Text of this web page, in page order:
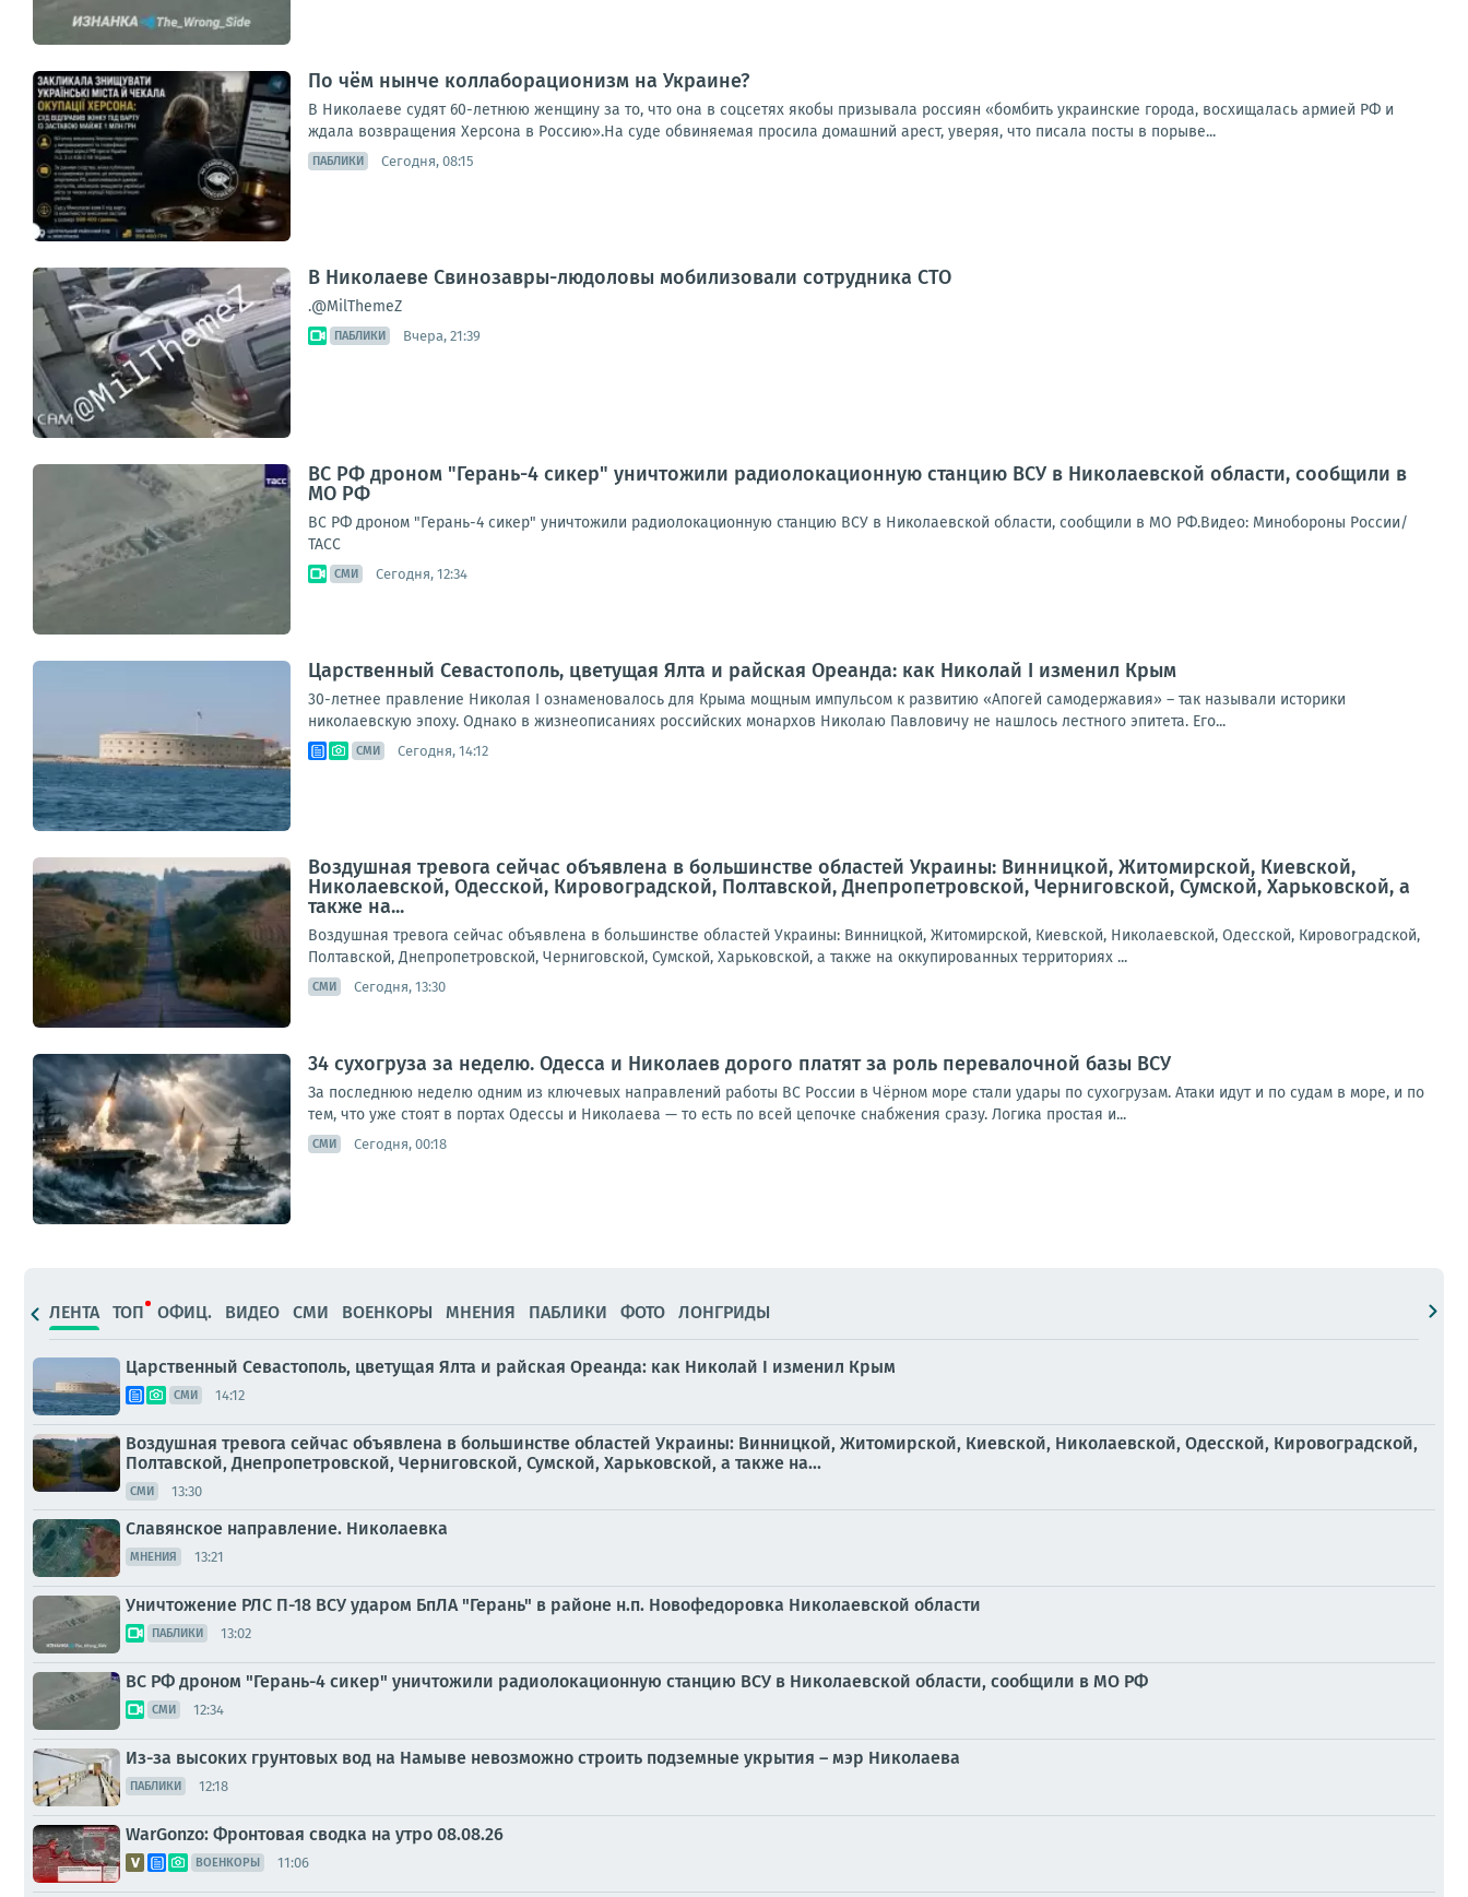
По чём нынче коллаборационизм на Украине?
В Николаеве судят 60-летнюю женщину за то, что она в соцсетях якобы призывала россиян «бомбить украинские города, восхищалась армией РФ и
ждала возвращения Херсона в Россию».На суде обвиняемая просила домашний арест, уверяя, что писала посты в порыве...
ПАБЛИКИ Сегодня, 08:15
В Николаеве Свинозавры-людоловы мобилизовали сотрудника СТО
.@MilThemeZ
ПАБЛИКИ Вчера, 21:39
ВС РФ дроном "Герань-4 сикер" уничтожили радиолокационную станцию ВСУ в Николаевской области, сообщили в
МО РФ
ВС РФ дроном "Герань-4 сикер" уничтожили радиолокационную станцию ВСУ в Николаевской области, сообщили в МО РФ.Видео: Минобороны России/
ТАСС
СМИ Сегодня, 12:34
Царственный Севастополь, цветущая Ялта и райская Ореанда: как Николай I изменил Крым
30-летнее правление Николая I ознаменовалось для Крыма мощным импульсом к развитию «Апогей самодержавия» – так называли историки
николаевскую эпоху. Однако в жизнеописаниях российских монархов Николаю Павловичу не нашлось лестного эпитета. Его...
СМИ Сегодня, 14:12
Воздушная тревога сейчас объявлена в большинстве областей Украины: Винницкой, Житомирской, Киевской,
Николаевской, Одесской, Кировоградской, Полтавской, Днепропетровской, Черниговской, Сумской, Харьковской, а
также на...
Воздушная тревога сейчас объявлена в большинстве областей Украины: Винницкой, Житомирской, Киевской, Николаевской, Одесской, Кировоградской,
Полтавской, Днепропетровской, Черниговской, Сумской, Харьковской, а также на оккупированных территориях ...
СМИ Сегодня, 13:30
34 сухогруза за неделю. Одесса и Николаев дорого платят за роль перевалочной базы ВСУ
За последнюю неделю одним из ключевых направлений работы ВС России в Чёрном море стали удары по сухогрузам. Атаки идут и по судам в море, и по
тем, что уже стоят в портах Одессы и Николаева — то есть по всей цепочке снабжения сразу. Логика простая и...
СМИ Сегодня, 00:18
ЛЕНТА ТОП ОФИЦ. ВИДЕО СМИ ВОЕНКОРЫ МНЕНИЯ ПАБЛИКИ ФОТО ЛОНГРИДЫ
Царственный Севастополь, цветущая Ялта и райская Ореанда: как Николай I изменил Крым
СМИ 14:12
Воздушная тревога сейчас объявлена в большинстве областей Украины: Винницкой, Житомирской, Киевской, Николаевской, Одесской, Кировоградской,
Полтавской, Днепропетровской, Черниговской, Сумской, Харьковской, а также на...
СМИ 13:30
Славянское направление. Николаевка
МНЕНИЯ 13:21
Уничтожение РЛС П-18 ВСУ ударом БпЛА "Герань" в районе н.п. Новофедоровка Николаевской области
ПАБЛИКИ 13:02
ВС РФ дроном "Герань-4 сикер" уничтожили радиолокационную станцию ВСУ в Николаевской области, сообщили в МО РФ
СМИ 12:34
Из-за высоких грунтовых вод на Намыве невозможно строить подземные укрытия – мэр Николаева
ПАБЛИКИ 12:18
WarGonzo: Фронтовая сводка на утро 08.08.26
ВОЕНКОРЫ 11:06